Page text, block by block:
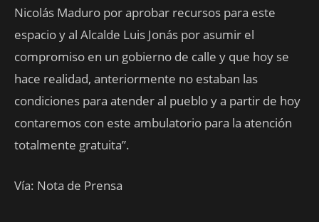
Nicolás Maduro por aprobar recursos para este
espacio y al Alcalde Luis Jonás por asumir el
compromiso en un gobierno de calle y que hoy se
hace realidad, anteriormente no estaban las
condiciones para atender al pueblo y a partir de hoy
contaremos con este ambulatorio para la atención
totalmente gratuita”.
Vía: Nota de Prensa